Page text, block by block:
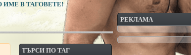
В ТАГОВЕТЕ!
ТЪРСИ ПО ТАГ
РЕКЛАМА